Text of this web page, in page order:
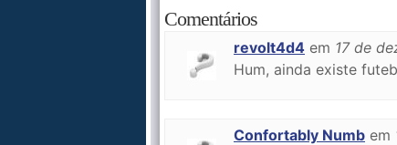
Comentários
revolt4d4 em 17 de
Hum, ainda existe
Confortably Numb em